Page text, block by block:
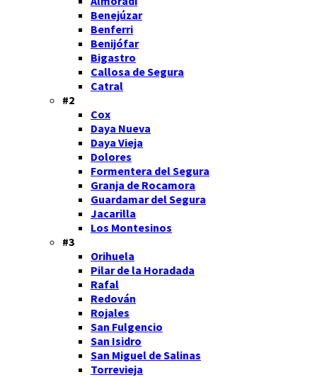
Benejúzar
Benferri
Benijófar
Bigastro
Callosa de Segura
Catral
#2
Cox
Daya Nueva
Daya Vieja
Dolores
Formentera del Segura
Granja de Rocamora
Guardamar del Segura
Jacarilla
Los Montesinos
#3
Orihuela
Pilar de la Horadada
Rafal
Redován
Rojales
San Fulgencio
San Isidro
San Miguel de Salinas
Torrevieja